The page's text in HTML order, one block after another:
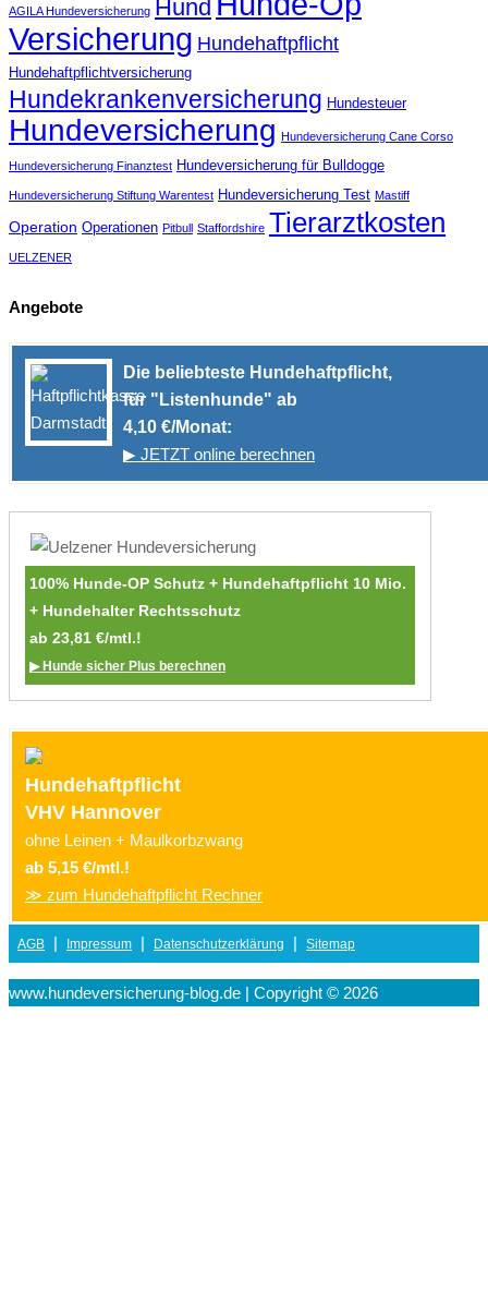
AGILA Hundeversicherung Hund
Versicherung Hundehaftpflicht
Hundehaftpflichtversicherung
Hundekrankenversicherung Hundesteuer
Hundeversicherung Hundeversicherung Cane Corso
Hundeversicherung Finanztest Hundeversicherung für Bulldogge
Hundeversicherung Stiftung Warentest Hundeversicherung Test Mastiff
Operation Operationen Pitbull Staffordshire Tierarztkosten
UELZENER
Angebote
Die beliebteste Hundehaftpflicht,
für "Listenhunde" ab
4,10 €/Monat:
▶ JETZT online berechnen
100% Hunde-OP Schutz + Hundehaftpflicht 10 Mio.
+ Hundehalter Rechtsschutz
ab 23,81 €/mtl.!
▶ Hunde sicher Plus berechnen
Hundehaftpflicht
VHV Hannover
ohne Leinen + Maulkorbzwang
ab 5,15 €/mtl.!
≫ zum Hundehaftpflicht Rechner
AGB | Impressum | Datenschutzerklärung | Sitemap
www.hundeversicherung-blog.de | Copyright © 2026